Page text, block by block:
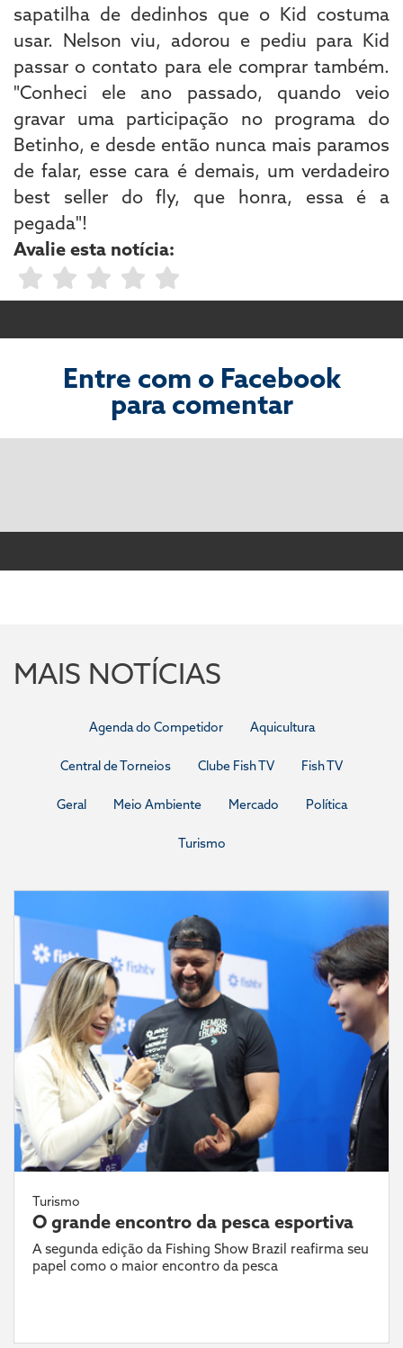
sapatilha de dedinhos que o Kid costuma
usar. Nelson viu, adorou e pediu para Kid
passar o contato para ele comprar também.
"Conheci ele ano passado, quando veio
gravar uma participação no programa do
Betinho, e desde então nunca mais paramos
de falar, esse cara é demais, um verdadeiro
best seller do fly, que honra, essa é a
pegada"!
Avalie esta notícia:
Entre com o Facebook
para comentar
MAIS NOTÍCIAS
Agenda do Competidor Aquicultura
Central de Torneios Clube Fish TV Fish TV
Geral Meio Ambiente Mercado Política
Turismo
Turismo
O grande encontro da pesca esportiva
A segunda edição da Fishing Show Brazil reafirma seu
papel como o maior encontro da pesca